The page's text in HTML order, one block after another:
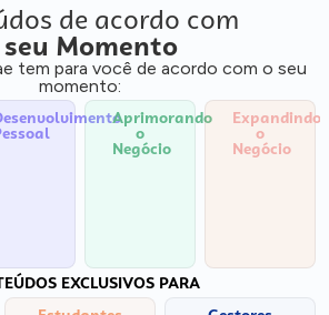
de acordo com
seu Momento
tem para você de acordo com o seu
momento:
Aprimorando
o
Negócio
Expandindo
o
Negócio
EXCLUSIVOS PARA